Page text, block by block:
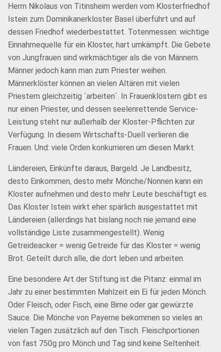
Herrn Nikolaus von Titinsheim werden vom Klosterfriedhof
Istein zum Dominikanerkloster Basel überführt und auf
dessen Friedhof wiederbestattet. Totenmessen: wichtige
Einnahmequelle für ein Kloster, hart umkämpft. Die Gebete
von Jungfrauen sind wirkmächtiger als die von Männern.
Männer jedoch kann man zum Priester weihen.
Männerklöster können an vielen Altären mit vielen
Priestern gleichzeitig ´arbeiten´. In Frauenklöstern gibt es
nur einen Priester, und dessen seelenrettende Service-
Leistung steht nur außerhalb der Kloster-Pflichten zur
Verfügung. In diesem Wirtschafts-Duell verlieren die
Frauen. Und: viele Orden konkurrieren um diesen Markt.
Ländereien, Einkünfte daraus, Bargeld. Je Landbesitz,
desto Einkommen, desto mehr Mönche/Nonnen kann ein
Kloster aufnehmen und desto mehr Leute beschäftigt es.
Das Kloster Istein wirkt eher spärlich ausgestattet mit
Ländereien (allerdings hat bislang noch nie jemand eine
vollständige Liste zusammengestellt). Wenig
Getreideacker = wenig Getreide für das Kloster = wenig
Brot. Geteilt durch alle, die dort leben und arbeiten.
Eine besondere Art der Stiftung ist die Pitanz: einmal im
Jahr zu einer bestimmten Mahlzeit ein Ei für jeden Mönch.
Oder Fleisch, oder Fisch, eine Birne oder gar gewürzte
Sauce. Die Mönche von Payerne bekommen so vieles an
vielen Tagen zusätzlich auf den Tisch. Fleischportionen
von fast 750g pro Mönch und Tag sind keine Seltenheit.